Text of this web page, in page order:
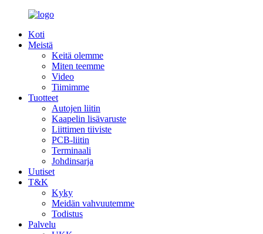
Koti
Meistä
Keitä olemme
Miten teemme
Video
Tiimimme
Tuotteet
Autojen liitin
Kaapelin lisävaruste
Liittimen tiiviste
PCB-liitin
Terminaali
Johdinsarja
Uutiset
T&K
Kyky
Meidän vahvuutemme
Todistus
Palvelu